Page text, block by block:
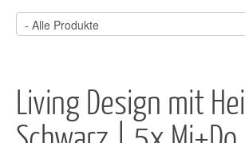
Living Design mit